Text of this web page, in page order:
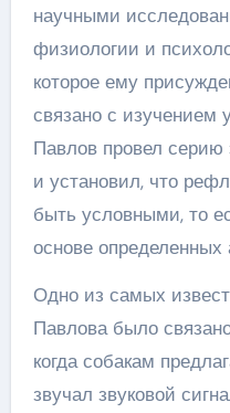
научными
физиологии и
которое ему
связано с изучением
Павлов провел серию
и установил, что
быть условными, то
основе определенных
Одно из самых
Павлова было
когда собакам
звучал звуковой